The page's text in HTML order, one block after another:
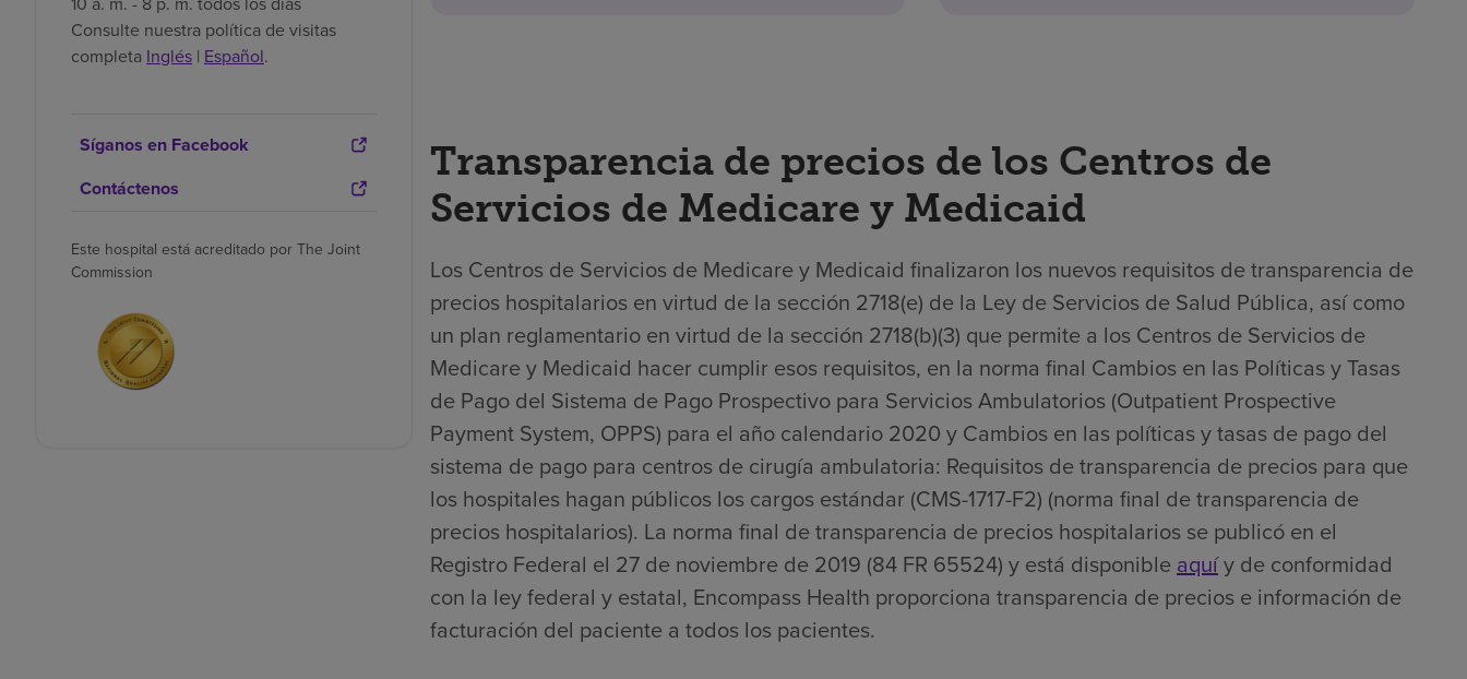
Consulte nuestra política de visitas
completa Inglés | Español.
Síganos en Facebook
Contáctenos
Este hospital está acreditado por The Joint
Commission
Transparencia de precios de los Centros de
Servicios de Medicare y Medicaid
Los Centros de Servicios de Medicare y Medicaid finalizaron los nuevos requisitos de transparencia de
precios hospitalarios en virtud de la sección 2718(e) de la Ley de Servicios de Salud Pública, así como
un plan reglamentario en virtud de la sección 2718(b)(3) que permite a los Centros de Servicios de
Medicare y Medicaid hacer cumplir esos requisitos, en la norma final Cambios en las Políticas y Tasas
de Pago del Sistema de Pago Prospectivo para Servicios Ambulatorios (Outpatient Prospective
Payment System, OPPS) para el año calendario 2020 y Cambios en las políticas y tasas de pago del
sistema de pago para centros de cirugía ambulatoria: Requisitos de transparencia de precios para que
los hospitales hagan públicos los cargos estándar (CMS-1717-F2) (norma final de transparencia de
precios hospitalarios). La norma final de transparencia de precios hospitalarios se publicó en el
Registro Federal el 27 de noviembre de 2019 (84 FR 65524) y está disponibleaquíy de conformidad
con la ley federal y estatal, Encompass Health proporciona transparencia de precios e información de
facturación del paciente a todos los pacientes.